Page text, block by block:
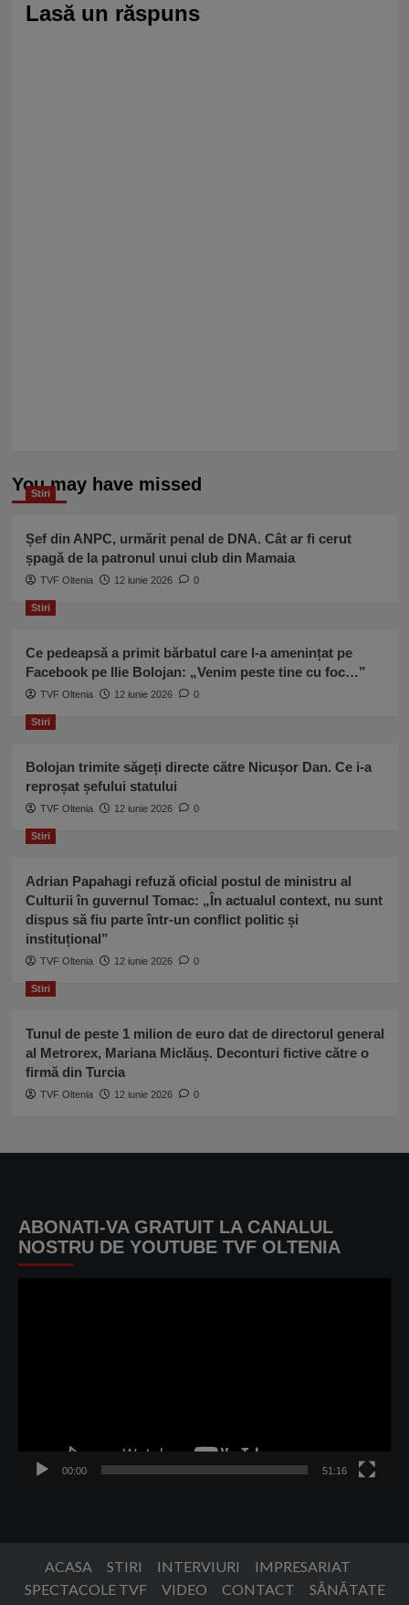
Lasă un răspuns
You may have missed
Stiri
Șef din ANPC, urmărit penal de DNA. Cât ar fi cerut
șpagă de la patronul unui club din Mamaia
TVF Oltenia 12 iunie 2026 0
Stiri
Ce pedeapsă a primit bărbatul care l-a amenințat pe
Facebook pe Ilie Bolojan: „Venim peste tine cu foc…”
TVF Oltenia 12 iunie 2026 0
Stiri
Bolojan trimite săgeți directe către Nicușor Dan. Ce i-a
reproșat șefului statului
TVF Oltenia 12 iunie 2026 0
Stiri
Adrian Papahagi refuză oficial postul de ministru al
Culturii în guvernul Tomac: „În actualul context, nu sunt
dispus să fiu parte într-un conflict politic și
instituțional”
TVF Oltenia 12 iunie 2026 0
Stiri
Tunul de peste 1 milion de euro dat de directorul general
al Metrorex, Mariana Miclăuș. Deconturi fictive către o
firmă din Turcia
TVF Oltenia 12 iunie 2026 0
ABONATI-VA GRATUIT LA CANALUL
NOSTRU DE YOUTUBE TVF OLTENIA
00:00 51:16
ACASA STIRI INTERVIURI
IMPRESARIAT
SPECTACOLE TVF
VIDEO CONTACT SĂNĂTATE